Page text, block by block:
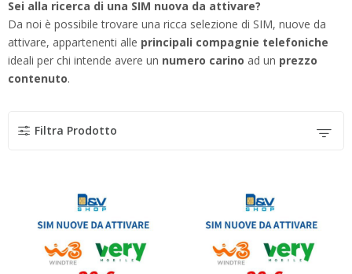
Sei alla ricerca di una SIM nuova da attivare?
Da noi è possibile trovare una ricca selezione di SIM, nuove da
attivare, appartenenti alle principali compagnie telefoniche
ideali per chi intende avere un numero carino ad un prezzo
contenuto.
Filtra Prodotto